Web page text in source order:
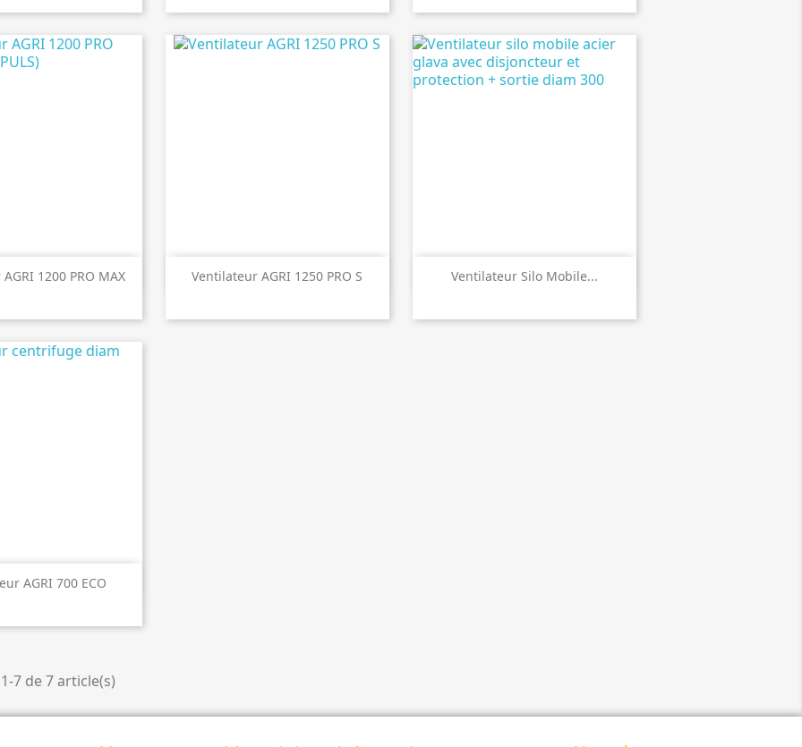
1200 PRO MAX
rapide Ventilateur AGRI 1250 PRO S
 Aperçu rapide Ventilateur Silo Mobile...
 Aperçu rapide
AGRI 700 ECO
rapide
7 de 7 article(s)